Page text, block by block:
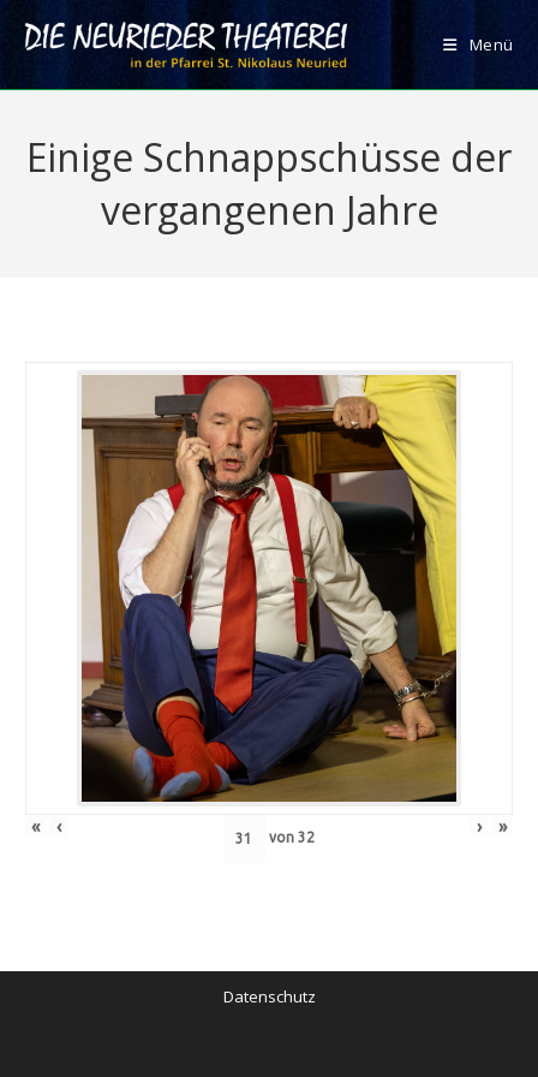
Inhalt
Menü
Einige Schnappschüsse der
vergangenen Jahre
« ‹
von 32
› »
Datenschutz